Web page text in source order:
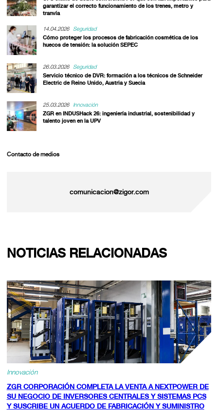
garantizar el correcto funcionamiento de los trenes, metro y
tranvía
14.04.2026
Seguridad
Cómo proteger los procesos de fabricación cosmética de los
huecos de tensión: la solución SEPEC
26.03.2026
Seguridad
Servicio técnico de DVR: formación a los técnicos de Schneider
Electric de Reino Unido, Austria y Suecia
25.03.2026
Innovación
ZGR en INDUSHack 26: ingeniería industrial, sostenibilidad y
talento joven en la UPV
Contacto de medios
comunicacion@zigor.com
NOTICIAS RELACIONADAS
Innovación
ZGR CORPORACIÓN COMPLETA LA VENTA A NEXTPOWER DE
SU NEGOCIO DE INVERSORES CENTRALES Y SISTEMAS PCS
Y SUSCRIBE UN ACUERDO DE FABRICACIÓN Y SUMINISTRO